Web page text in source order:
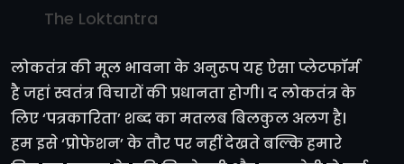
The Loktantra
लोकतंत्र की मूल भावना के अनुरूप यह ऐसा प्लेटफॉर्म
है जहां स्वतंत्र विचारों की प्रधानता होगी। द लोकतंत्र के
लिए ‘पत्रकारिता’ शब्द का मतलब बिलकुल अलग है।
हम इसे ‘प्रोफेशन’ के तौर पर नहीं देखते बल्कि हमारे